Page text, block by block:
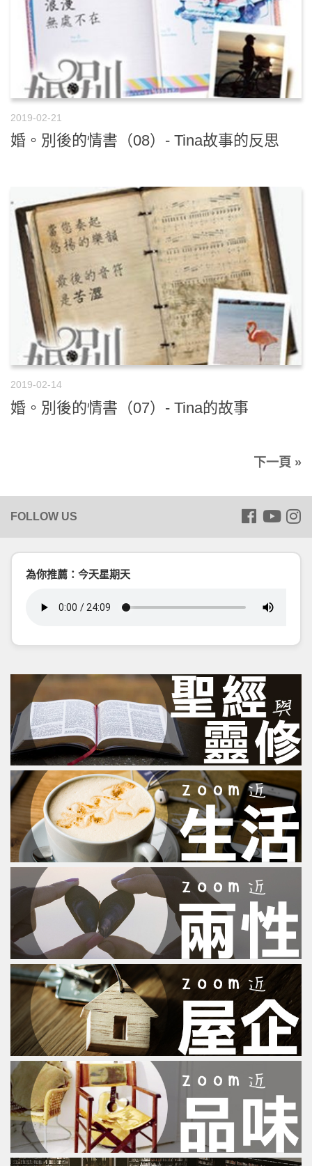
2019-02-21
婚。別後的情書（08）- Tina故事的反思
2019-02-14
婚。別後的情書（07）- Tina的故事
下一頁 »
為你推薦：今天星期天